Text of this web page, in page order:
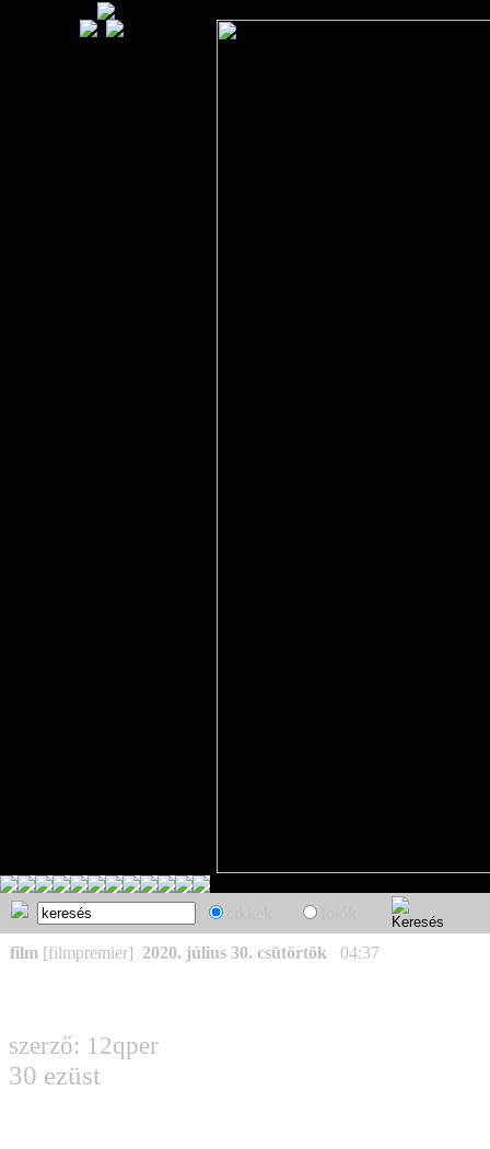
film [filmpremier] 2020. július 30. csütörtök 04:37
szerző: 12qper
30 ezüst